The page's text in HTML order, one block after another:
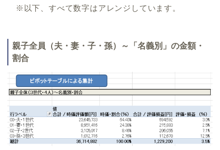
※以下、すべて数字はアレンジしています。
親子全員（夫・妻・子・孫）～「名義別」の金額・
割合